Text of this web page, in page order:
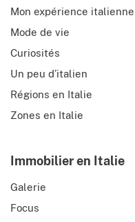
Mon expérience italienne
Mode de vie
Curiosités
Un peu d’italien
Régions en Italie
Zones en Italie
Immobilier en Italie
Galerie
Focus